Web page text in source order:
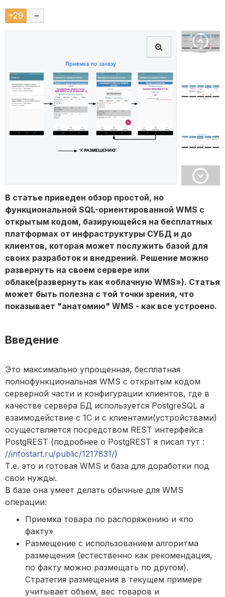
+29 –
В статье приведен обзор простой, но
функциональной SQL-ориентированной WMS с
открытым кодом, базирующейся на бесплатных
платформах от инфраструктуры СУБД и до
клиентов, которая может послужить базой для
своих разработок и внедрений. Решение можно
развернуть на своем сервере или
облаке(развернуть как «облачную WMS»). Статья
может быть полезна с той точки зрения, что
показывает "анатомию" WMS - как все устроено.
Введение
Это максимально упрощенная, бесплатная
полнофункциональная WMS с открытым кодом
серверной части и конфигурации клиентов, где в
качестве сервера БД используется PostgreSQL а
взаимодействие с 1С и с клиентами(устройствами)
осуществляется посредством REST интерфейса
PostgREST (подробнее о PostgREST я писал тут :
//infostart.ru/public/1217831/)
Т.е. это и готовая WMS и база для доработки под
свои нужды.
В базе она умеет делать обычные для WMS
операции:
Приемка товара по распоряжению и «по
факту»
Размещение с использованием алгоритма
размещения (естественно как рекомендация,
по факту можно размещать по другом).
Стратегия размещения в текущем примере
учитывает объем, вес товаров и